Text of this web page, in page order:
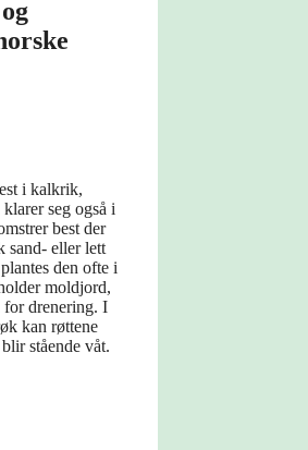
i kalkrik,
seg også i
best der
sand- eller lett
den ofte i
moldjord,
for drenering. I
kan røttene
stående våt.